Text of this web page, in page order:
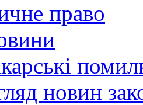
право
новин